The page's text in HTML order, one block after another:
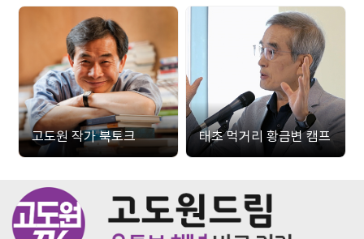
고도원 작가 북토크 태초 먹거리 황금변 캠프